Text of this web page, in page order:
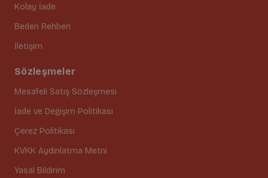
Kolay İade
Beden Rehberi
İletişim
Sözleşmeler
Mesafeli Satış Sözleşmesi
İade ve Değişim Politikası
Çerez Politikası
KVKK Aydınlatma Metni
Yasal Bildirim